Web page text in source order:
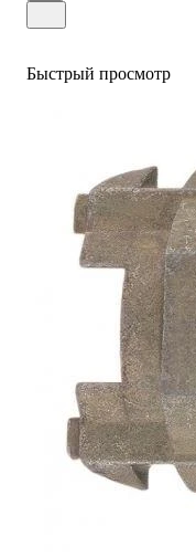
Быстрый просмотр